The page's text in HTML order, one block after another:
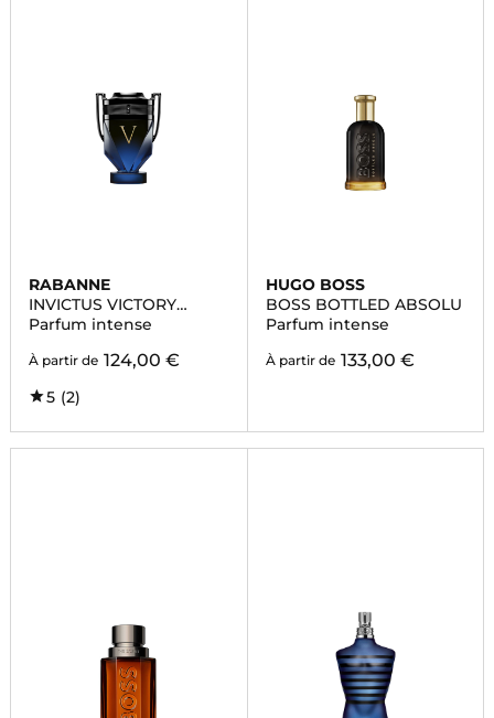
RABANNE
INVICTUS VICTORY
ELIXIR
Parfum intense
À partir de 124,00 €
5 (2)
HUGO BOSS
BOSS BOTTLED ABSOLU
Parfum intense
À partir de 133,00 €